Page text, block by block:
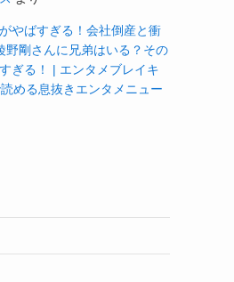
やばすぎる！会社倒産と衝
野剛さんに兄弟はいる？その
ぎる！ | エンタメブレイキ
める息抜きエンタメニュー